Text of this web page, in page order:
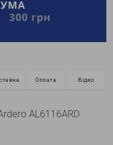
Оплата Відео
Ardero AL6116ARD